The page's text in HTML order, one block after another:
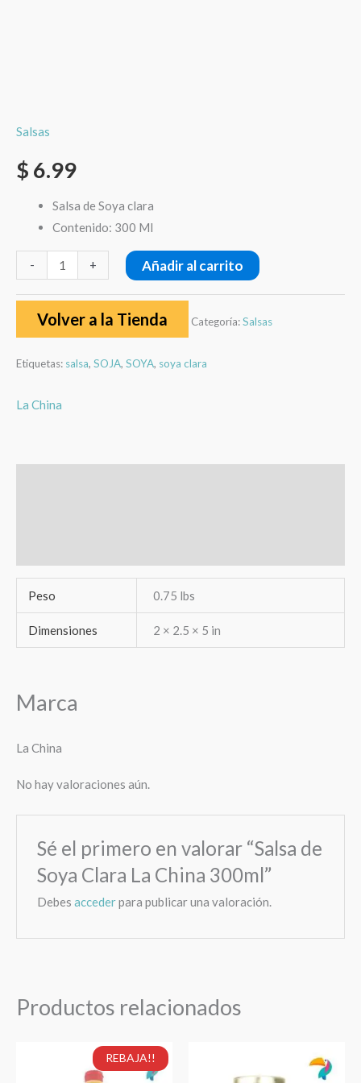
Salsas
$ 6.99
Salsa de Soya clara
Contenido: 300 Ml
- + Añadir al carrito
Volver a la Tienda Categoría:Salsas
Etiquetas: salsa, SOJA, SOYA, soya clara
La China
Peso 0.75 lbs
Dimensiones 2 × 2.5 × 5 in
Marca
La China
No hay valoraciones aún.
Sé el primero en valorar “Salsa de
Soya Clara La China 300ml”
Debesaccederpara publicar una valoración.
Productos relacionados
REBAJA!!
El
precio
El
precio